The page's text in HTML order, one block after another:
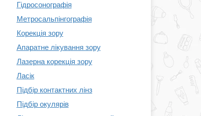
Гідросонографія
Метросальпінгографія
Корекція зору
Апаратне лікування зору
Лазерна корекція зору
Ласік
Підбір контактних лінз
Підбір окулярів